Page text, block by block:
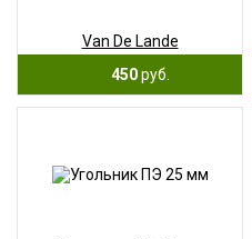
Van De Lande
450руб.